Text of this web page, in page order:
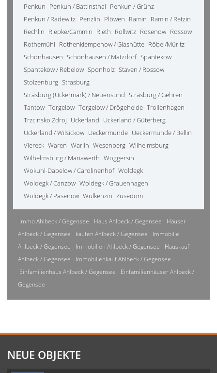
Penkun Penkun / Battinsthal Penkun / Grünz
Penkun / Radewitz Penzlin Plöwen Ramin Ramin / Retzin
Rechlin Riepke/Cammin Rieth Rollwitz Rosenow Rossow
Rothemühl Rothenklempenow / Glashütte Röbel/Müritz
Schönhausen Schönhausen / Matzdorf Spantekow
Spantekow / Rebelow Sponholz Staven / Rossow
Stolzenburg Strasburg
Strasburg (Uckermark) / Neuensund Strasburg / Gehren
Tantow Torgelow Torgelow / Drögeheide Trollenhagen
Trzcinsko Zdroj Uckerland Uckerland / Güterberg
Uckerland / Wilsickow Ueckermünde Ueckermünde / Bellin
Viereck Waren Warlin Wesenberg Wilhelmsburg
Wilhelmsburg / Mariawerth Woggersin
Wokuhl-Dabelow / Carolinenhof Woldegk
Woldegk / Canzow Woldegk / Grauenhagen
Woldegk / Pasenow Wulkenzin Züsedom
Immo Ahlbeck / Gegensee Haus Ahlbeck / Gegensee
Häuser
Ahlbeck / Gegensee
kaufen Ahlbeck / Gegensee
Immobilie
Ahlbeck / Gegensee
Immobilien Ahlbeck / Gegensee
Hauskauf
Ahlbeck / Gegensee
Immobilienkauf Ahlbeck / Gegensee
Einfamilienhaus Ahlbeck / Gegensee
Einfamilienhäuser Ahlbeck /
Gegensee
NEUE OBJEKTE